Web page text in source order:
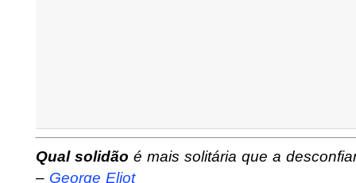
Qual solidão é mais solitária que a
– George Eliot